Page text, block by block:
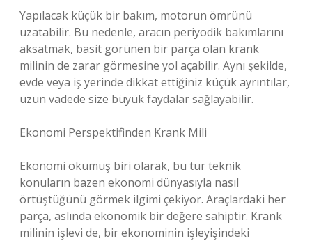
Yapılacak küçük bir bakım, motorun ömrünü
uzatabilir. Bu nedenle, aracın periyodik bakımlarını
aksatmak, basit görünen bir parça olan krank
milinin de zarar görmesine yol açabilir. Aynı şekilde,
evde veya iş yerinde dikkat ettiğiniz küçük ayrıntılar,
uzun vadede size büyük faydalar sağlayabilir.
Ekonomi Perspektifinden Krank Mili
Ekonomi okumuş biri olarak, bu tür teknik
konuların bazen ekonomi dünyasıyla nasıl
örtüştüğünü görmek ilgimi çekiyor. Araçlardaki her
parça, aslında ekonomik bir değere sahiptir. Krank
milinin işlevi de, bir ekonominin işleyişindeki